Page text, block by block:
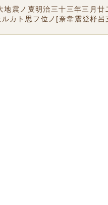
地震ノ㕝明治三十三年三月廿
ルカト思フ位ノ[奈韋震登杼